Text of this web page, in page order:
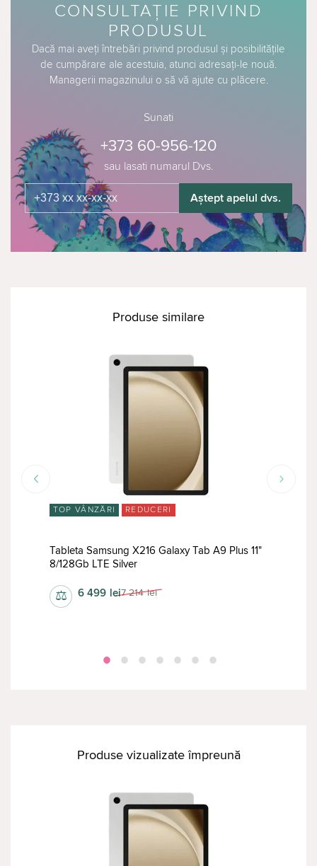
CONSULTAȚIE PRIVIND
PRODUSUL
Dacă mai aveți întrebări privind produsul și posibilitățile
de cumpărare ale acestuia, atunci adresați-le nouă.
Managerii magazinului o să vă ajute cu plăcere.
Sunati
sau lasati numarul Dvs.
+373 60-956-120
Aștept apelul dvs.
Produse similare
TOP VÂNZĂRI REDUCERI
Tableta Samsung X216 Galaxy Tab A9 Plus 11"
8/128Gb LTE Silver
7 214 lei
6 499 lei
⚖
Produse vizualizate împreună